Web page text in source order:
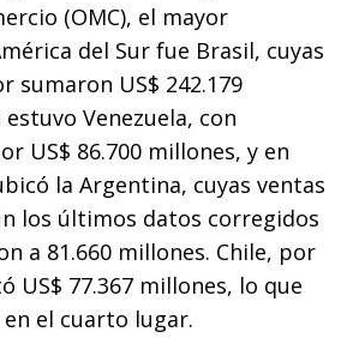
(OMC), el mayor
del Sur fue Brasil, cuyas
sumaron US$ 242.179
Venezuela, con
US$ 86.700 millones, y en
la Argentina, cuyas ventas
los últimos datos corregidos
a 81.660 millones. Chile, por
US$ 77.367 millones, lo que
el cuarto lugar.